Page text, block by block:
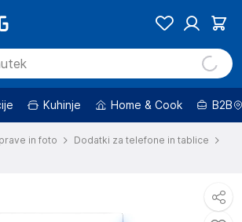
Kuhinje Home & Cook B2B
in foto
Dodatki za telefone in tablice